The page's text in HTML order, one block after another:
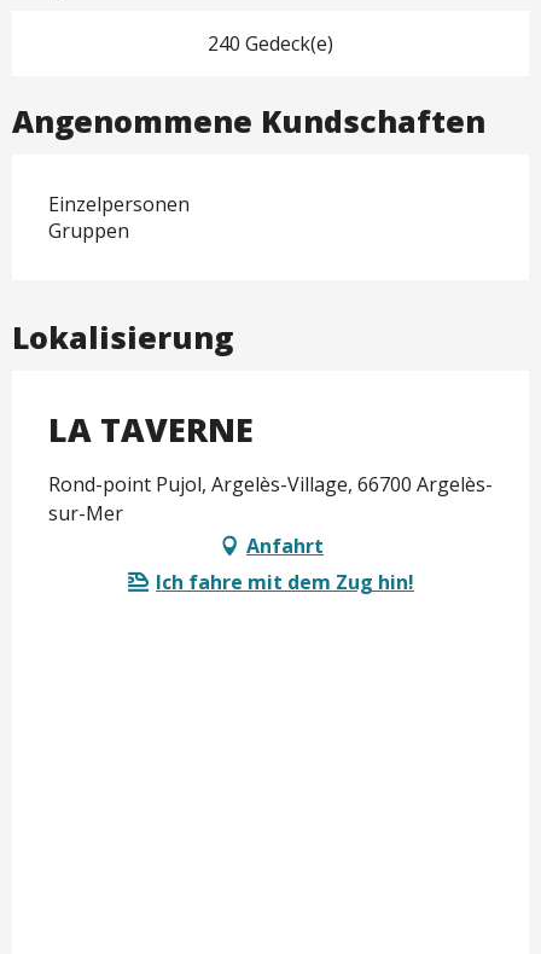
240 Gedeck(e)
Angenommene Kundschaften
Einzelpersonen
Gruppen
Lokalisierung
LA TAVERNE
Rond-point Pujol, Argelès-Village, 66700 Argelès-
sur-Mer
Anfahrt
Ich fahre mit dem Zug hin!